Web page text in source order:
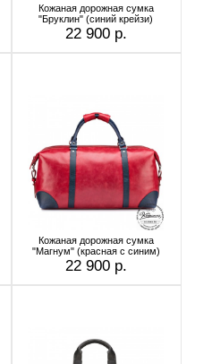
Кожаная дорожная сумка
"Бруклин" (синий крейзи)
22 900 р.
Кожаная дорожная сумка
"Магнум" (красная с синим)
22 900 р.